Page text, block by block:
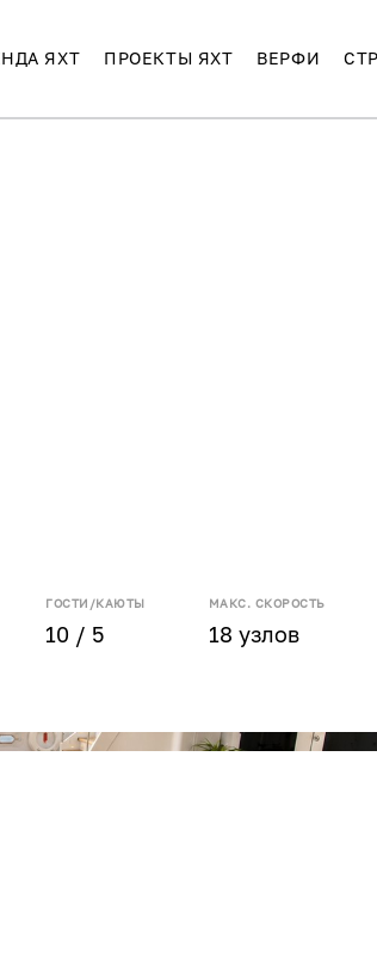
ЯХТ ПРОЕКТЫ ЯХТ ВЕРФИ
ГОСТИ/КАЮТЫ
10 / 5
МАКС. СКОРОСТЬ
18 узлов